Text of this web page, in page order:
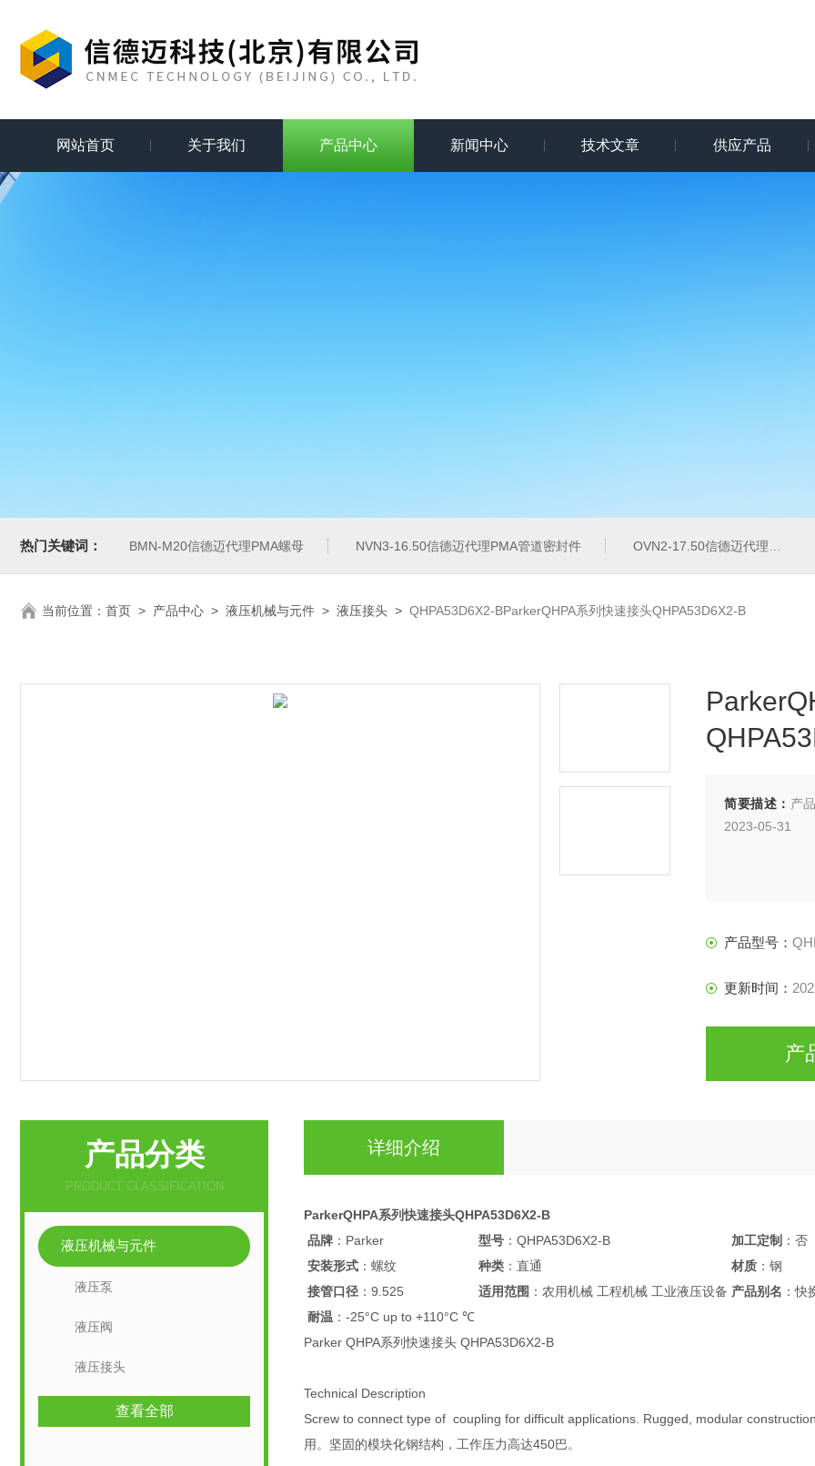
网站首页 关于我们 产品中心 新闻中心 技术文章 供应产品
热门关键词： BMN-M20信德迈代理PMA螺母 NVN3-16.50信德迈代理PMA管道密封件 OVN2-17.50信德迈代理PMA导管夹
当前位置： 首页 > 产品中心 > 液压机械与元件 > 液压接头 > QHPA53D6X2-BParkerQHPA系列快速接头QHPA53D6X2-B
简要描述： 产
2023-05-31
产品型号：
更新时间：
产
产品分类
PRODUCT CLASSIFICATION
液压机械与元件
液压泵
液压阀
液压接头
查看全部
详细介绍
ParkerQHPA系列快速接头QHPA53D6X2-B
品牌 ：Parker 型号 ：QHPA53D6X2-B 加工定制 ：否
安装形式 ：螺纹 种类 ：直通 材质 ：钢
接管口径 ：9.525 适用范围 ：农用机械 工程机械 工业液压设备 产品别名 ：快
耐温 ：-25°C up to +110°C ℃
Parker QHPA系列快速接头 QHPA53D6X2-B
Technical Description
Screw to connect type of coupling for difficult applications. Rugged, modular
用。坚固的模块化钢结构，工作压力高达450巴。